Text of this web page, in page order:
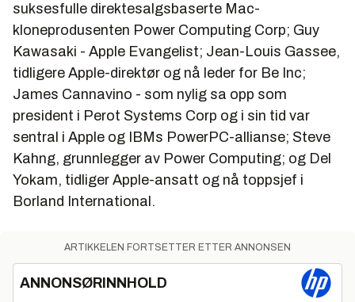
suksesfulle direktesalgsbaserte Mac-
kloneprodusenten Power Computing Corp; Guy
Kawasaki - Apple Evangelist; Jean-Louis Gassee,
tidligere Apple-direktør og nå leder for Be Inc;
James Cannavino - som nylig sa opp som
president i Perot Systems Corp og i sin tid var
sentral i Apple og IBMs PowerPC-allianse; Steve
Kahng, grunnlegger av Power Computing; og Del
Yokam, tidliger Apple-ansatt og nå toppsjef i
Borland International.
ARTIKKELEN FORTSETTER ETTER ANNONSEN
ANNONSØRINNHOLD